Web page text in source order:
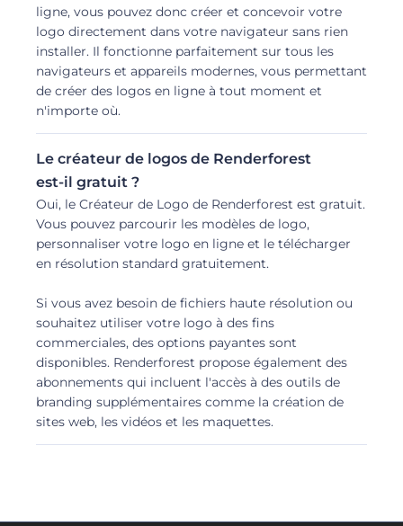
ligne, vous pouvez donc créer et concevoir votre
logo directement dans votre navigateur sans rien
installer. Il fonctionne parfaitement sur tous les
navigateurs et appareils modernes, vous permettant
de créer des logos en ligne à tout moment et
n'importe où.
Le créateur de logos de Renderforest
est-il gratuit ?
Oui, le Créateur de Logo de Renderforest est gratuit.
Vous pouvez parcourir les modèles de logo,
personnaliser votre logo en ligne et le télécharger
en résolution standard gratuitement.
Si vous avez besoin de fichiers haute résolution ou
souhaitez utiliser votre logo à des fins
commerciales, des options payantes sont
disponibles. Renderforest propose également des
abonnements qui incluent l'accès à des outils de
branding supplémentaires comme la création de
sites web, les vidéos et les maquettes.